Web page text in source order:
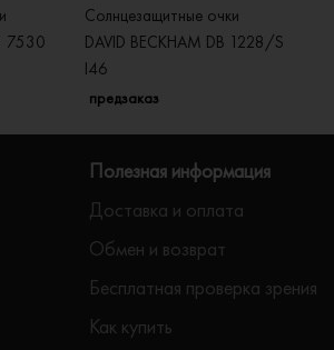
7530
Солнцезащитные очки
DAVID BECKHAM DB 1228/S
I46
предзаказ
Полезная информация
Доставка и оплата
Обмен и возврат
Бесплатная проверка зрения
Как купить